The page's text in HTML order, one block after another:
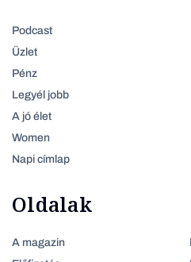
Podcast
Üzlet
Pénz
Legyél jobb
A jó élet
Women
Napi címlap
Oldalak
A magazin